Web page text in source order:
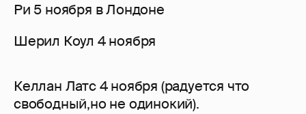
Ри 5 ноября в Лондоне
Шерил Коул 4 ноября
Келлан Латс 4 ноября (радуется что
свободный,но не одинокий).